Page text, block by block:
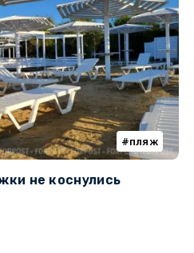
пляж
не коснулись